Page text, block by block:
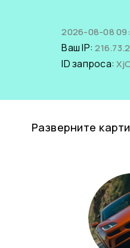
2026-08-08
Ваш IP:
ID запроса:
Разверните